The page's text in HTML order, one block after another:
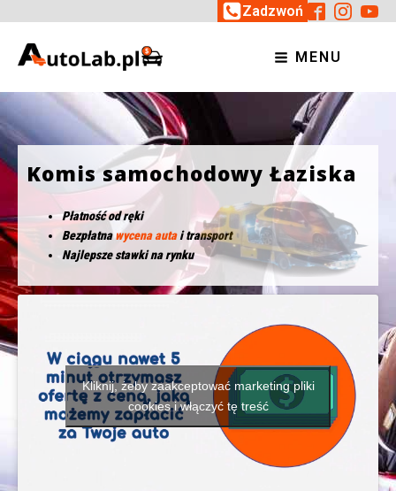
Zadzwoń
MENU
Komis samochodowy Łaziska
Płatność od ręki
Bezpłatnawycena autai transport
Najlepsze stawki na rynku
Kliknij, żeby zaakceptować marketing pliki
cookies i włączyć tę treść